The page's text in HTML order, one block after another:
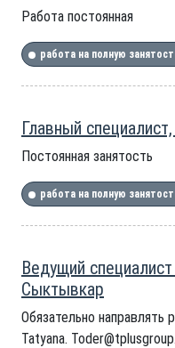
Работа постоянная
работа на полную
Главный
Постоянная занятость
работа на полную
Ведущий
Сыктывкар
Обязательно
Tatyana.